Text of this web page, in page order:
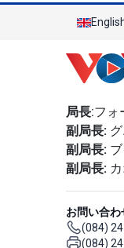
局長:フォ
副局長:
副局長:
副局長:
お問い合わ
(084)
(084)